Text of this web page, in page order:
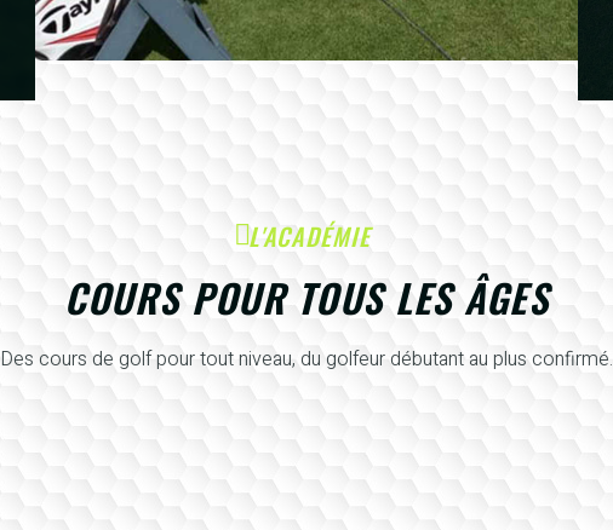
L'ACADÉMIE
COURS POUR TOUS LES ÂGES
Des cours de golf pour tout niveau, du golfeur débutant au plus confirmé.